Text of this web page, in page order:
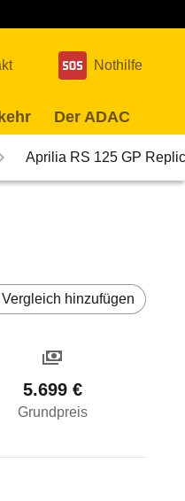
Nothilfe
Der ADAC
Aprilia RS 125 GP
hinzufügen
5.699 €
Grundpreis